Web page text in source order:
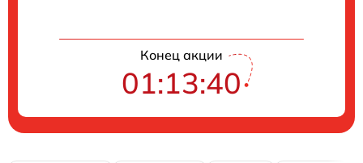
Конец акции
01:13:39